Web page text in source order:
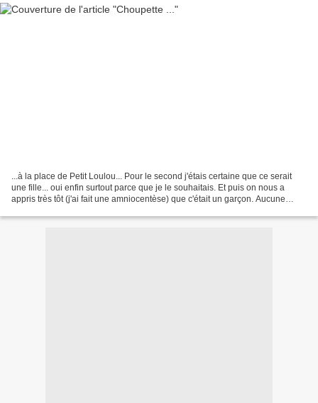
...à la place de Petit Loulou... Pour le second j'étais certaine que ce serait
une fille... oui enfin surtout parce que je le souhaitais. Et puis on nous a
appris très tôt (j'ai fait une amniocentèse) que c'était un garçon. Aucune